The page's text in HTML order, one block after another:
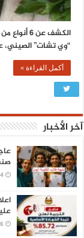
الكشف عن
“وي تشات” الصيني،
أكمل القراءة »
آخر الأخبار
صنعاء